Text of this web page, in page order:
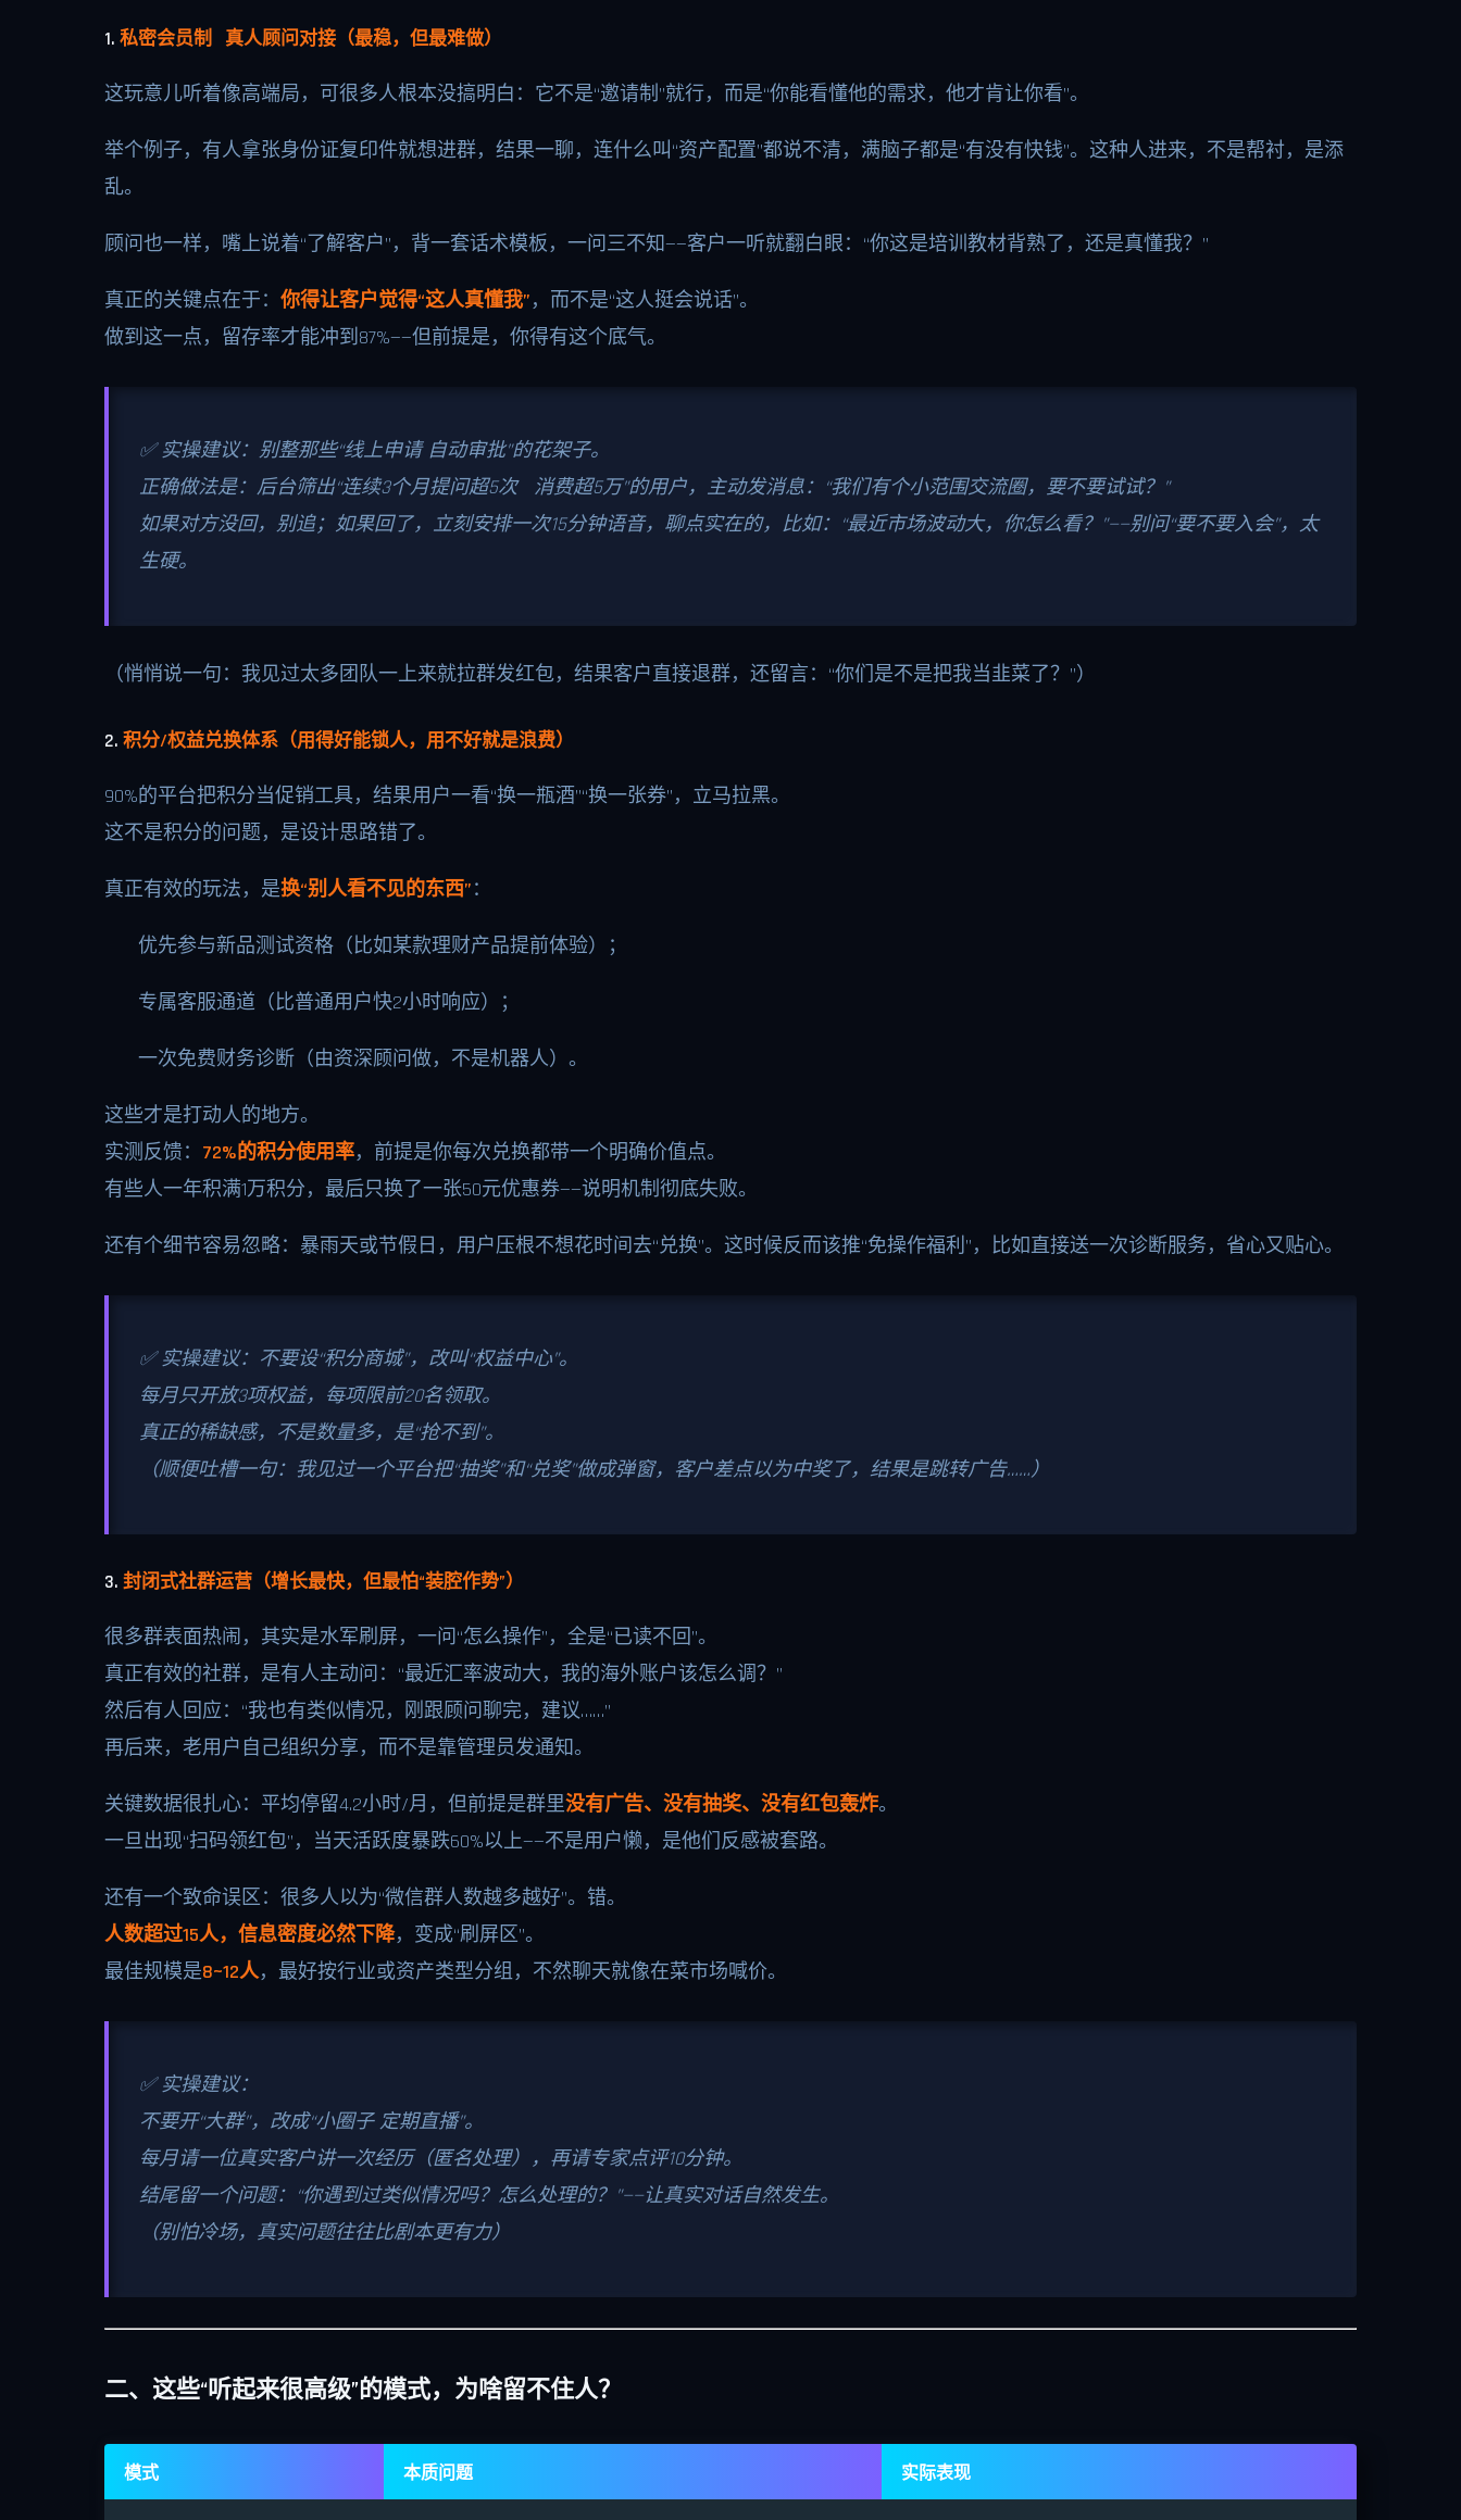
1. 私密会员制 真人顾问对接（最稳，但最难做）
这玩意儿听着像高端局，可很多人根本没搞明白：它不是“邀请制”就行，而是“你能看懂他的需求，他才肯让你看”。
举个例子，有人拿张身份证复印件就想进群，结果一聊，连什么叫“资产配置”都说不清，满脑子都是“有没有快钱”。这种人进来，不是帮衬，是添
乱。
顾问也一样，嘴上说着“了解客户”，背一套话术模板，一问三不知——客户一听就翻白眼：“你这是培训教材背熟了，还是真懂我？”
真正的关键点在于： 你得让客户觉得“这人真懂我”，而不是“这人挺会说话”。
做到这一点，留存率才能冲到87%——但前提是，你得有这个底气。
✅ 实操建议：别整那些“线上申请 自动审批”的花架子。
正确做法是：后台筛出“连续3个月提问超5次 消费超5万”的用户，主动发消息：“我们有个小范围交流圈，要不要试试？”
如果对方没回，别追；如果回了，立刻安排一次15分钟语音，聊点实在的，比如：“最近市场波动大，你怎么看？”——别问“要不要入会”，太
生硬。
（悄悄说一句：我见过太多团队一上来就拉群发红包，结果客户直接退群，还留言：“你们是不是把我当韭菜了？”）
2. 积分/权益兑换体系（用得好能锁人，用不好就是浪费）
90%的平台把积分当促销工具，结果用户一看“换一瓶酒”“换一张券”，立马拉黑。
这不是积分的问题，是设计思路错了。
真正有效的玩法，是换“别人看不见的东西”：
优先参与新品测试资格（比如某款理财产品提前体验）；
专属客服通道（比普通用户快2小时响应）；
一次免费财务诊断（由资深顾问做，不是机器人）。
这些才是打动人的地方。
实测反馈： 72%的积分使用率，前提是你每次兑换都带一个明确价值点。
有些人一年积满1万积分，最后只换了一张50元优惠券——说明机制彻底失败。
还有个细节容易忽略：暴雨天或节假日，用户压根不想花时间去“兑换”。这时候反而该推“免操作福利”，比如直接送一次诊断服务，省心又贴心。
✅ 实操建议：不要设“积分商城”，改叫“权益中心”。
每月只开放3项权益，每项限前20名领取。
真正的稀缺感，不是数量多，是“抢不到”。
（顺便吐槽一句：我见过一个平台把“抽奖”和“兑奖”做成弹窗，客户差点以为中奖了，结果是跳转广告……）
3. 封闭式社群运营（增长最快，但最怕“装腔作势”）
很多群表面热闹，其实是水军刷屏，一问“怎么操作”，全是“已读不回”。
真正有效的社群，是有人主动问：“最近汇率波动大，我的海外账户该怎么调？”
然后有人回应：“我也有类似情况，刚跟顾问聊完，建议……”
再后来，老用户自己组织分享，而不是靠管理员发通知。
关键数据很扎心：平均停留4.2小时/月，但前提是群里没有广告、没有抽奖、没有红包轰炸。
一旦出现“扫码领红包”，当天活跃度暴跌60%以上——不是用户懒，是他们反感被套路。
还有一个致命误区：很多人以为“微信群人数越多越好”。错。
人数超过15人，信息密度必然下降，变成“刷屏区”。
最佳规模是8~12人，最好按行业或资产类型分组，不然聊天就像在菜市场喊价。
✅ 实操建议：
不要开“大群”，改成“小圈子 定期直播”。
每月请一位真实客户讲一次经历（匿名处理），再请专家点评10分钟。
结尾留一个问题：“你遇到过类似情况吗？怎么处理的？”——让真实对话自然发生。
（别怕冷场，真实问题往往比剧本更有力）
二、这些“听起来很高级”的模式，为啥留不住人？
模式 本质问题 实际表现